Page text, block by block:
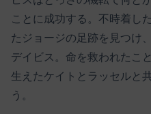
ことに成功する。不時着し
たジョージの足跡を見つけ
デイビス。命を救われたこ
生えたケイトとラッセルと
う。